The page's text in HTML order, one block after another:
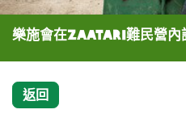
樂施會在Zaatari難民營內
返回